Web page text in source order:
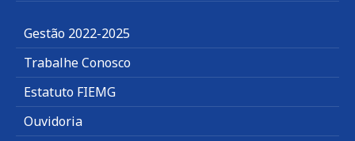
Gestão 2022-2025
Trabalhe Conosco
Estatuto FIEMG
Ouvidoria